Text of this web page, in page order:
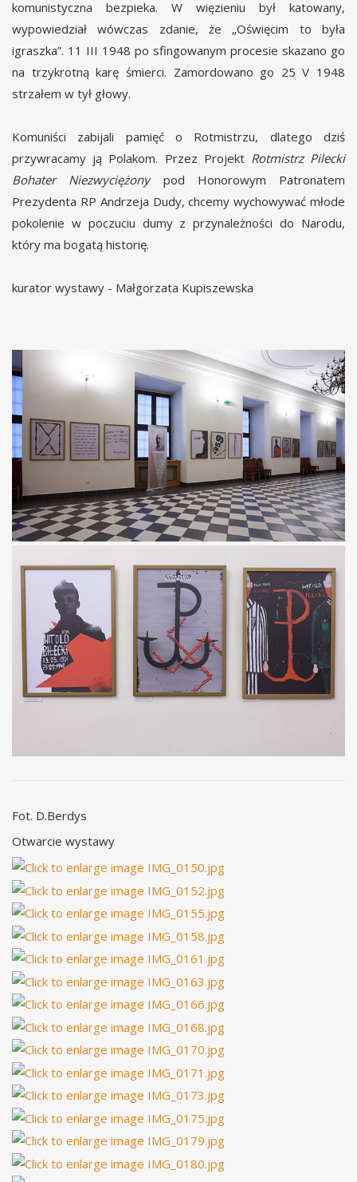
komunistyczna bezpieka. W więzieniu był katowany,
wypowiedział wówczas zdanie, że „Oświęcim to była
igraszka”. 11 III 1948 po sfingowanym procesie skazano go
na trzykrotną karę śmierci. Zamordowano go 25 V 1948
strzałem w tył głowy.
Komuniści zabijali pamięć o Rotmistrzu, dlatego dziś
przywracamy ją Polakom. Przez Projekt Rotmistrz Pilecki
Bohater Niezwyciężonypod Honorowym Patronatem
Prezydenta RP Andrzeja Dudy, chcemy wychowywać młode
pokolenie w poczuciu dumy z przynależności do Narodu,
który ma bogatą historię.
kurator wystawy - Małgorzata Kupiszewska
Fot. D.Berdys
Otwarcie wystawy